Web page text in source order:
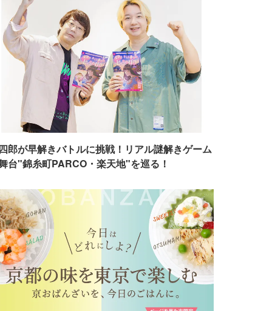
郎が早解きバトルに挑戦！リアル謎解きゲーム
台"錦糸町PARCO・楽天地"を巡る！